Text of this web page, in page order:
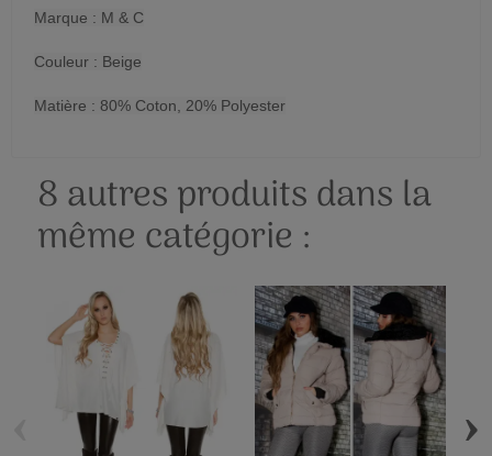
Marque : M & C
Couleur : Beige
Matière : 80% Coton, 20% Polyester
8 autres produits dans la
même catégorie :
›